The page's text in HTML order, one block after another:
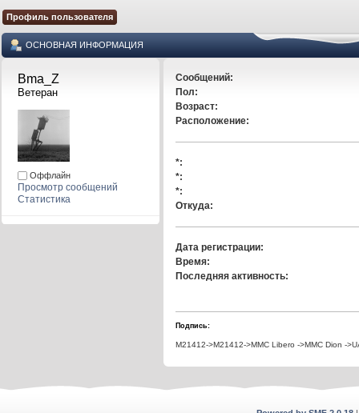
Профиль пользователя
ОСНОВНАЯ ИНФОРМАЦИЯ
Bma_Z
Ветеран
Оффлайн
Просмотр сообщений
Статистика
Сообщений:
Пол:
Возраст:
Расположение:
*:
*:
*:
Откуда:
Дата регистрации:
Время:
Последняя активность:
Подпись:
M21412->M21412->MMC Libero ->MMC Dion -